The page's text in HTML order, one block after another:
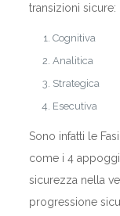
transizioni sicure:
Cognitiva
Analitica
Strategica
Esecutiva
Sono infatti le
come i 4
sicurezza nella
progressione